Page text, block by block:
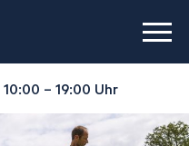
10:00 – 19:00 Uhr